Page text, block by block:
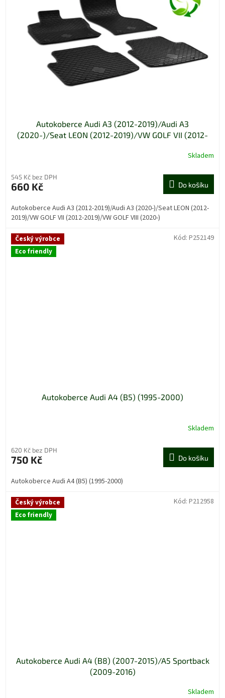
Autokoberce Audi A3 (2012-2019)/Audi A3
(2020-)/Seat LEON (2012-2019)/VW GOLF VII (2012-
Skladem
545 Kč bez DPH
660 Kč Do košíku
Autokoberce Audi A3 (2012-2019)/Audi A3 (2020-)/Seat LEON (2012-
2019)/VW GOLF VII (2012-2019)/VW GOLF VIII (2020-)
Český výrobce
Eco friendly
Autokoberce Audi A4 (B5) (1995-2000)
Skladem
620 Kč bez DPH
750 Kč Do košíku
Autokoberce Audi A4 (B5) (1995-2000)
Kód: P252149
Český výrobce
Eco friendly
Autokoberce Audi A4 (B8) (2007-2015)/A5 Sportback
(2009-2016)
Skladem
Kód: P212958